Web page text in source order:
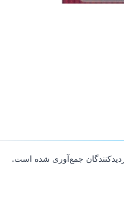
جمع‌آوری شده است.